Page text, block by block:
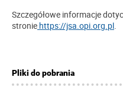
Szczegółowe informacje
stronie https://jsa.opi.org.pl
Pliki do pobrania